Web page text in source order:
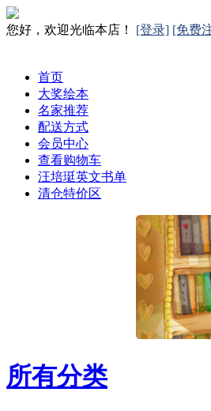
您好，欢迎光临本店！ [登录] [免费
首页
大奖绘本
名家推荐
配送方式
会员中心
查看购物车
汪培珽英文书单
清仓特价区
所有分类